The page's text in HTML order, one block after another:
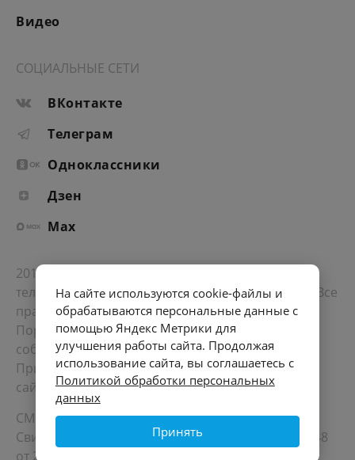
Видео
СОЦИАЛЬНЫЕ СЕТИ
ВКонтакте
Телеграм
Одноклассники
Дзен
Max
2012-2026 © Портал «Электронное интернет-
телевидение правительства Санкт-Петербурга». Все
права защищены.
Портал Санкт-Петербурга- о его людях, жизни,
событиях, последних новостях.
При перепечатке материалов, прямая ссылка на
сайт обязательна. Возрастное ограничение 12+.
СМИ
Свидетельство Роскомнадзора ЭЛ № ФС 77 - 72748
от 22.05.2018
На сайте используются cookie-файлы и
обрабатываются персональные данные с
помощью Яндекс Метрики для
улучшения работы сайта. Продолжая
использование сайта, вы соглашаетесь с
Политикой обработки персональных
данных
Принять